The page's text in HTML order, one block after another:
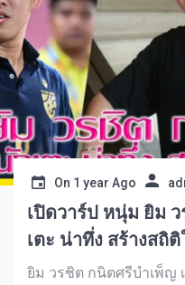
On 1 year Ago
เปิดวาร์ป หนุ่ม ยิม
เตะ น่าทึ่ง สร้างสถิ
ยิม วรชิต กนิตศรีบำเพ็ญ